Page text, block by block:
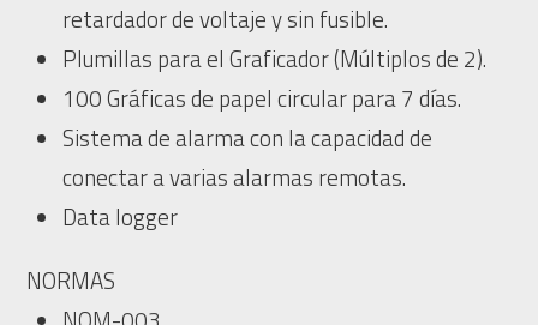
retardador de voltaje y sin fusible.
Plumillas para el Graficador (Múltiplos de 2).
100 Gráficas de papel circular para 7 días.
Sistema de alarma con la capacidad de
conectar a varias alarmas remotas.
Data logger
NORMAS